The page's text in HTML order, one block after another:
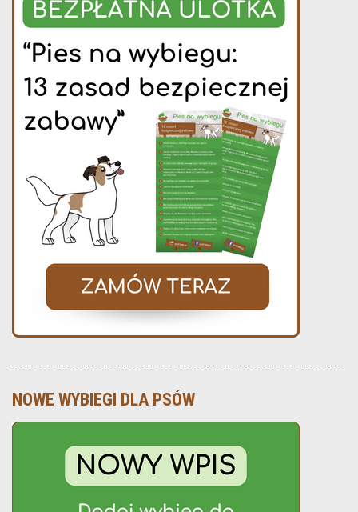
NOWE WYBIEGI DLA PSÓW